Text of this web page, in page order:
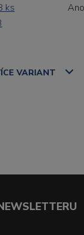
ks
Ano
VARIANT